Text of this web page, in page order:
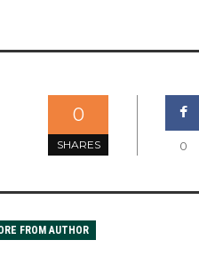
0
SHARES 0
FROM AUTHOR